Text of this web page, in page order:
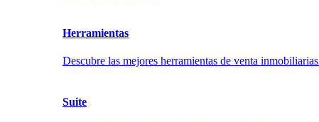
Herramientas
Descubre las mejores herramientas de venta inmobiliarias
Suite